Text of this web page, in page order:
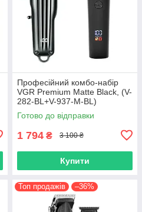
Професійний комбо-набір
VGR Premium Matte Black, (V-
282-BL+V-937-M-BL)
Готово до відправки
1 794 ₴ 3 100 ₴
Купити
Топ продажів –36%